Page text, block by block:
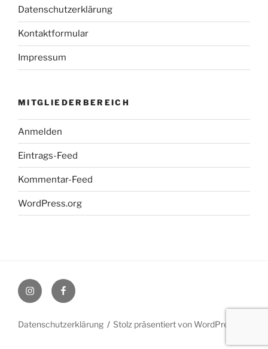
Datenschutzerklärung
Kontaktformular
Impressum
MITGLIEDERBEREICH
Anmelden
Eintrags-Feed
Kommentar-Feed
WordPress.org
InstagramFacebook
Datenschutzerklärung Stolz präsentiert von WordPress